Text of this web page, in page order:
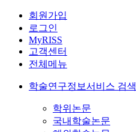
회원가입
로그인
MyRISS
고객센터
전체메뉴
학술연구정보서비스 검색
학위논문
국내학술논문